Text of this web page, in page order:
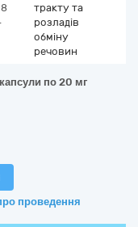
тракту та
розладів
обміну
речовин
по 20 мг
проведення